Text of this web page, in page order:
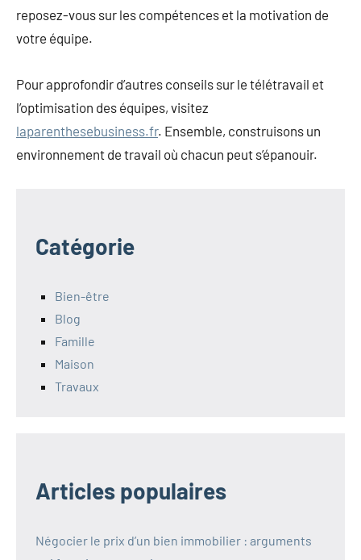
reposez-vous sur les compétences et la motivation de
votre équipe.
Pour approfondir d’autres conseils sur le télétravail et
l’optimisation des équipes, visitez
laparenthesebusiness.fr. Ensemble, construisons un
environnement de travail où chacun peut s’épanouir.
Catégorie
Bien-être
Blog
Famille
Maison
Travaux
Articles populaires
Négocier le prix d’un bien immobilier : arguments